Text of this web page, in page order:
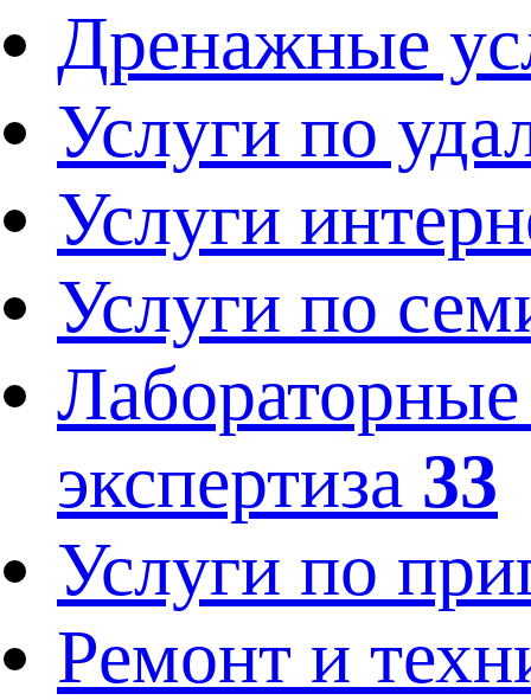
Дренажные
Услуги по
Услуги
Услуги по
Лабораторные
экспертиза 33
Услуги по
Ремонт и